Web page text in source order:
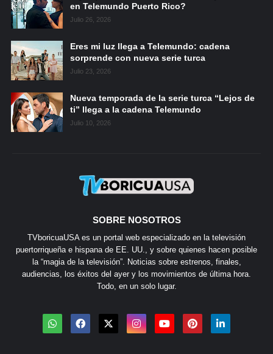
en Telemundo Puerto Rico?
Julio 26, 2026
Eres mi luz llega a Telemundo: cadena
sorprende con nueva serie turca
Julio 23, 2026
Nueva temporada de la serie turca “Lejos de
ti” llega a la cadena Telemundo
Julio 10, 2026
SOBRE NOSOTROS
TVboricuaUSA es un portal web especializado en la televisión
puertorriqueña e hispana de EE. UU., y sobre quienes hacen posible
la “magia de la televisión”. Noticias sobre estrenos, finales,
audiencias, los éxitos del ayer y los movimientos de última hora.
Todo, en un solo lugar.